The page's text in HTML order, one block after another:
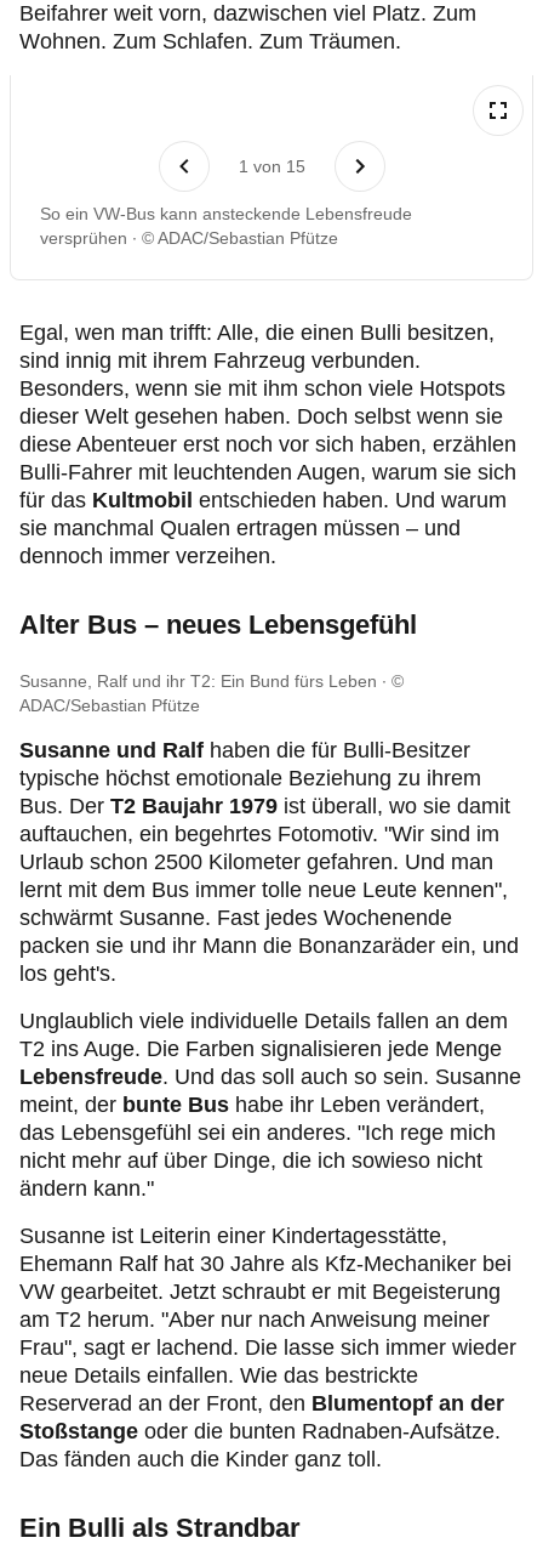
Beifahrer weit vorn, dazwischen viel Platz. Zum
Wohnen. Zum Schlafen. Zum Träumen.
1 von 15
So ein VW-Bus kann ansteckende Lebensfreude
versprühen
© ADAC/Sebastian Pfütze
Egal, wen man trifft: Alle, die einen Bulli besitzen,
sind innig mit ihrem Fahrzeug verbunden.
Besonders, wenn sie mit ihm schon viele Hotspots
dieser Welt gesehen haben. Doch selbst wenn sie
diese Abenteuer erst noch vor sich haben, erzählen
Bulli-Fahrer mit leuchtenden Augen, warum sie sich
für das Kultmobil entschieden haben. Und warum
sie manchmal Qualen ertragen müssen – und
dennoch immer verzeihen.
Alter Bus – neues Lebensgefühl
Susanne, Ralf und ihr T2: Ein Bund fürs Leben
©
ADAC/Sebastian Pfütze
Susanne und Ralf haben die für Bulli-Besitzer
typische höchst emotionale Beziehung zu ihrem
Bus. Der T2 Baujahr 1979 ist überall, wo sie damit
auftauchen, ein begehrtes Fotomotiv. "Wir sind im
Urlaub schon 2500 Kilometer gefahren. Und man
lernt mit dem Bus immer tolle neue Leute kennen",
schwärmt Susanne. Fast jedes Wochenende
packen sie und ihr Mann die Bonanzaräder ein, und
los geht's.
Unglaublich viele individuelle Details fallen an dem
T2 ins Auge. Die Farben signalisieren jede Menge
Lebensfreude. Und das soll auch so sein. Susanne
meint, der bunte Bus habe ihr Leben verändert,
das Lebensgefühl sei ein anderes. "Ich rege mich
nicht mehr auf über Dinge, die ich sowieso nicht
ändern kann."
Susanne ist Leiterin einer Kindertagesstätte,
Ehemann Ralf hat 30 Jahre als Kfz-Mechaniker bei
VW gearbeitet. Jetzt schraubt er mit Begeisterung
am T2 herum. "Aber nur nach Anweisung meiner
Frau", sagt er lachend. Die lasse sich immer wieder
neue Details einfallen. Wie das bestrickte
Reserverad an der Front, den Blumentopf an der
Stoßstange oder die bunten Radnaben-Aufsätze.
Das fänden auch die Kinder ganz toll.
Ein Bulli als Strandbar